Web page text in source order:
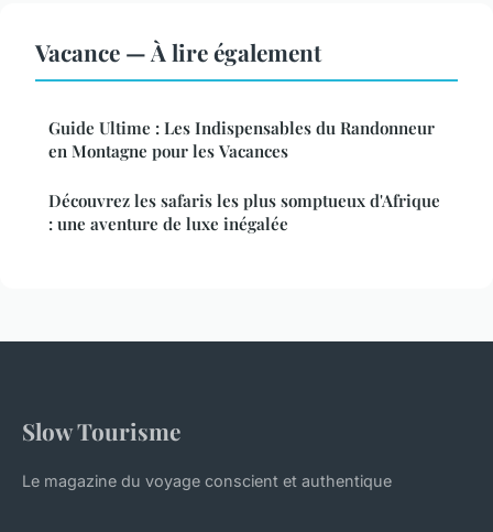
Vacance — À lire également
Guide Ultime : Les Indispensables du Randonneur
en Montagne pour les Vacances
Découvrez les safaris les plus somptueux d'Afrique
: une aventure de luxe inégalée
Slow Tourisme
Le magazine du voyage conscient et authentique